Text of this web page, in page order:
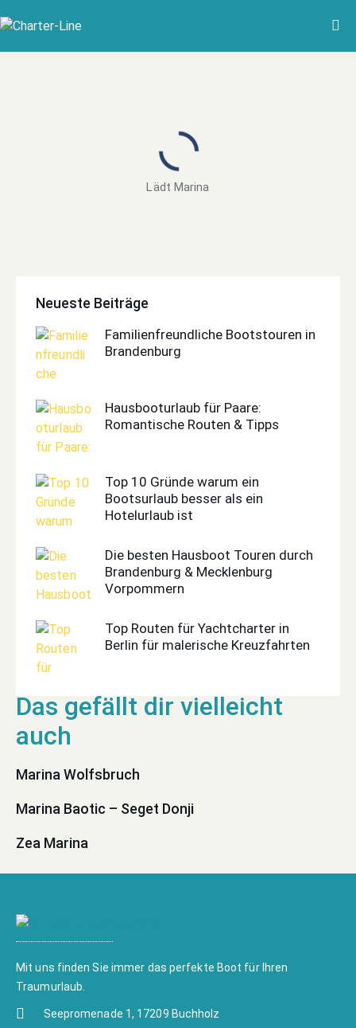
Lädt Marina
Neueste Beiträge
Familienfreundliche Bootstouren in
Brandenburg
Hausbooturlaub für Paare:
Romantische Routen & Tipps
Top 10 Gründe warum ein
Bootsurlaub besser als ein
Hotelurlaub ist
Die besten Hausboot Touren durch
Brandenburg & Mecklenburg
Vorpommern
Top Routen für Yachtcharter in
Berlin für malerische Kreuzfahrten
Marina Wolfsbruch
Marina Baotic – Seget Donji
Zea Marina
Mit uns finden Sie immer das perfekte Boot für Ihren
Traumurlaub.
Seepromenade 1, 17209 Buchholz